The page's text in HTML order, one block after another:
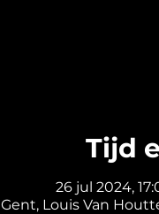
Tijd
26 jul 2024,
Gent, Louis Van